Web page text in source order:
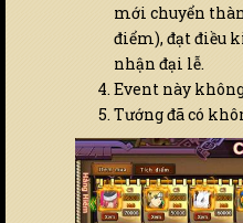
mới chuyển
điểm), đạt điều
nhận đại lễ.
Event này
Tướng đã có